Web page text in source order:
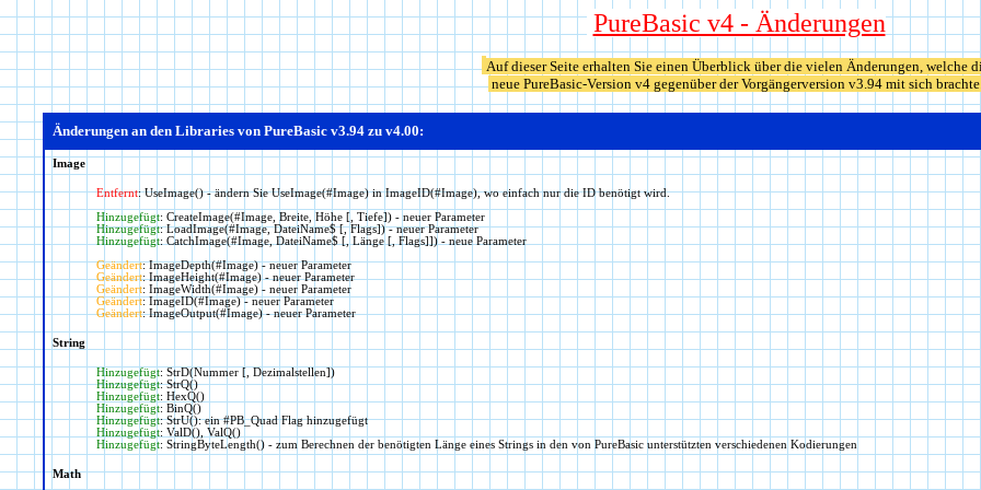
PureBasic v4 - Änderungen
Auf dieser Seite erhalten Sie einen Überblick über die vielen Änderungen, welche
neue PureBasic-Version v4 gegenüber der Vorgängerversion v3.94 mit sich
Änderungen an den Libraries von PureBasic v3.94 zu v4.00:
Image
Entfernt: UseImage() - ändern Sie UseImage(#Image) in ImageID(#Image), wo einfach nur die ID benötigt wird.
Hinzugefügt: CreateImage(#Image, Breite, Höhe [, Tiefe]) - neuer Parameter
Hinzugefügt: LoadImage(#Image, DateiName$ [, Flags]) - neuer Parameter
Hinzugefügt: CatchImage(#Image, DateiName$ [, Länge [, Flags]]) - neue Parameter
Geändert: ImageDepth(#Image) - neuer Parameter
Geändert: ImageHeight(#Image) - neuer Parameter
Geändert: ImageWidth(#Image) - neuer Parameter
Geändert: ImageID(#Image) - neuer Parameter
Geändert: ImageOutput(#Image) - neuer Parameter
String
Hinzugefügt: StrD(Nummer [, Dezimalstellen])
Hinzugefügt: StrQ()
Hinzugefügt: HexQ()
Hinzugefügt: BinQ()
Hinzugefügt: StrU(): ein #PB_Quad Flag hinzugefügt
Hinzugefügt: ValD(), ValQ()
Hinzugefügt: StringByteLength() - zum Berechnen der benötigten Länge eines Strings in den von PureBasic unterstützten verschiedenen Kodierungen
Math